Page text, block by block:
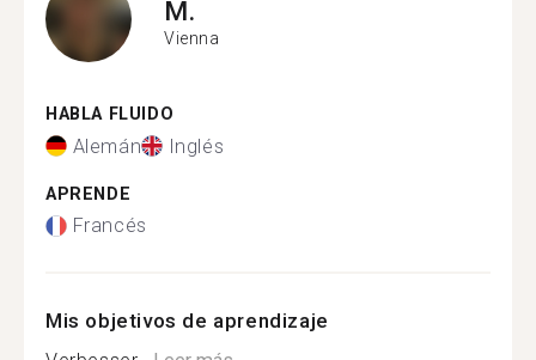
M.
Vienna
HABLA FLUIDO
Alemán Inglés
APRENDE
Francés
Mis objetivos de aprendizaje